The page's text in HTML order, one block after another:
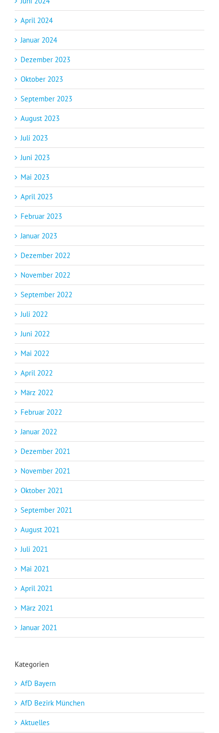
April 2024
Januar 2024
Dezember 2023
Oktober 2023
September 2023
August 2023
Juli 2023
Juni 2023
Mai 2023
April 2023
Februar 2023
Januar 2023
Dezember 2022
November 2022
September 2022
Juli 2022
Juni 2022
Mai 2022
April 2022
März 2022
Februar 2022
Januar 2022
Dezember 2021
November 2021
Oktober 2021
September 2021
August 2021
Juli 2021
Mai 2021
April 2021
März 2021
Januar 2021
Kategorien
AfD Bayern
AfD Bezirk München
Aktuelles